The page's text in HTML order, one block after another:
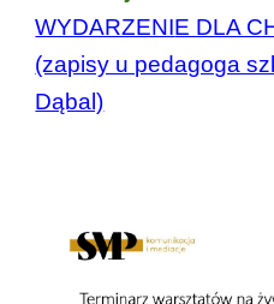
WYDARZENIE DLA
(zapisy u pedagoga
Dąbal)